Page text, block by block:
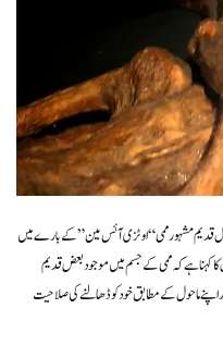
برفانی علاقے سے دریافت ہونے والی تقریباً 5,300 سال قدیم مشہور ممی “اوٹزی آئس مین” کے بارے میں
کہنا ہے کہ ممی کے جسم میں موجود بعض قدیم
اپنے ماحول کے مطابق خود کو ڈھالنے کی صلاحیت